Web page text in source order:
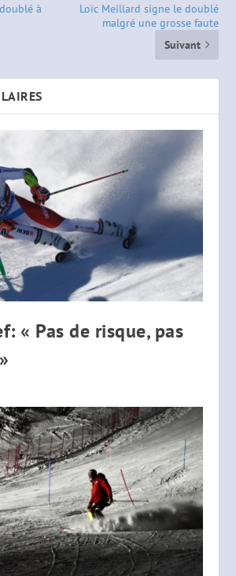
à
Loïc Meillard signe le doublé
malgré une grosse faute
Suivant
« Pas de risque, pas